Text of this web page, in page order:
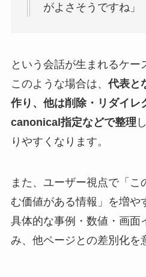
がよさそうですね」
という会話が生まれるケー
このような場合は、 代表と
作り、他は削除・リダイレ
canonical指定などで整理
りやすくなります。
また、ユーザー視点で「こ
む価値がある情報」を増や
具体的な事例・数値・画面
み、他ページとの差別化を